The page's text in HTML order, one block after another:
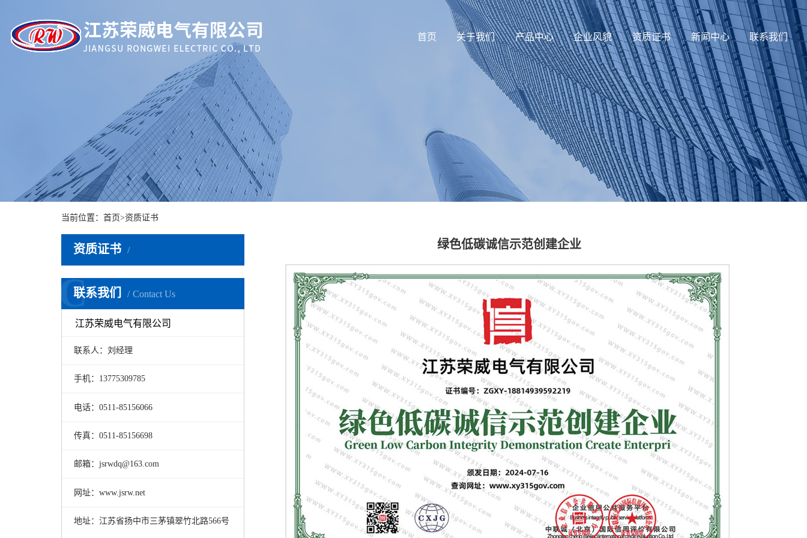
首页 关于我们 产品中心 企业风貌 资质证书 新闻中心 联系我们
当前位置： 首页>资质证书
资质证书
联系我们 Contact Us
C
江苏荣威电气有限公司
联系人：刘经理
手机：13775309785
电话：0511-85156066
传真：0511-85156698
邮箱：jsrwdq@163.com
网址：www.jsrw.net
地址：江苏省扬中市三茅镇翠竹北路566号
绿色低碳诚信示范创建企业